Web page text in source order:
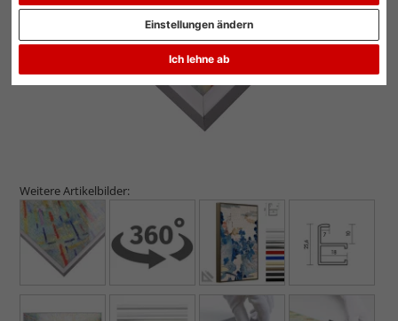
Ich lehne ab
Einstellungen ändern
Weitere Artikelbilder: